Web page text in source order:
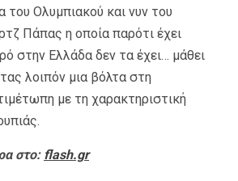
του Ολυμπιακού και νυν του
Πάπας η οποία παρότι έχει
στην Ελλάδα δεν τα έχει… μάθει
λοιπόν μια βόλτα στη
με τη χαρακτηριστική
στο: flash.gr